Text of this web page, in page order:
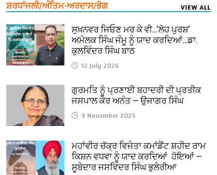
ਸ਼ਰਧਾਂਜਲੀ/ਅੰਤਿਮ-ਅਰਦਾਸ/ਭੋਗ VIEW ALL
ਸੁਖ਼ਨਵਰ ਜਿਓਣ ਮਰ ਕੇ ਵੀ…‘ਲੋਹ ਪੁਰਸ਼’
ਅਮੋਲਕ ਸਿੰਘ ਜੰਮੂ ਨੂੰ ਯਾਦ ਕਰਦਿਆਂ…ਡਾ.
ਕੁਲਵਿੰਦਰ ਸਿੰਘ ਬਾਠ
12 July 2026
ਗੁਰਮਤਿ ਨੂੰ ਪ੍ਰਣਾਈ ਬਹਾਦਰੀ ਦੀ ਪ੍ਰਤੀਕ
ਜਸਪਾਲ ਕੌਰ ਅਨੰਤ — ਉਜਾਗਰ ਸਿੰਘ
9 November 2025
ਮਹਾਂਵੀਰ ਚੱਕ੍ਰ ਵਿਜੇਤਾ ਕਮਾਂਡੈਂਟ ਸ਼ਹੀਦ ਰਾਮ
ਕਿਸ਼ਨ ਵਧਵਾ ਨੂੰ ਯਾਦ ਕਰਦਿਆਂ ਹੋਇਆਂ —
ਸੂਬੇਦਾਰ ਜਸਵਿੰਦਰ ਸਿੰਘ ਭੁਲੇਰੀਆ